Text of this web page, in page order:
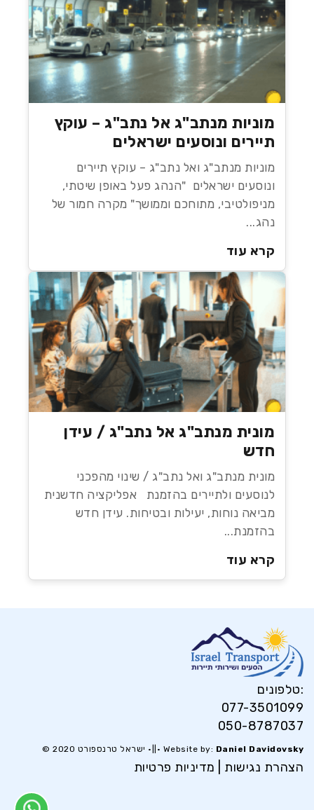
מוניות מנתב"ג אל נתב"ג – עוקץ
תיירים ונוסעים ישראלים
מוניות מנתב"ג ואל נתב"ג – עוקץ תיירים
ונוסעים ישראלים "הנהג פעל באופן שיטתי,
מניפולטיבי, מתוחכם וממושך" מקרה חמור של
נהג...
קרא עוד
מונית מנתב"ג אל נתב"ג / עידן
חדש
מונית מנתב"ג ואל נתב"ג / שינוי מהפכני
לנוסעים ולתיירים בהזמנת אפליקציה חדשנית
מביאה נוחות, יעילות ובטיחות. עידן חדש
בהזמנת...
קרא עוד
טלפונים:
077-3501099
050-8787037
© ישראל טרנספורט 2020 •||• Website by: Daniel Davidovsky
הצהרת נגישות מדיניות פרטיות